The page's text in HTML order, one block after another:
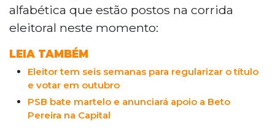
alfabética que estão postos na corrida
eleitoral neste momento:
LEIA TAMBÉM
Eleitor tem seis semanas para regularizar o título
e votar em outubro
PSB bate martelo e anunciará apoio a Beto
Pereira na Capital